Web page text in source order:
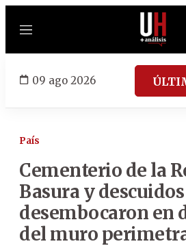
Menú
09 ago 2026
País
Cementerio de la
Basura y descuidos
desembocaron en
del muro